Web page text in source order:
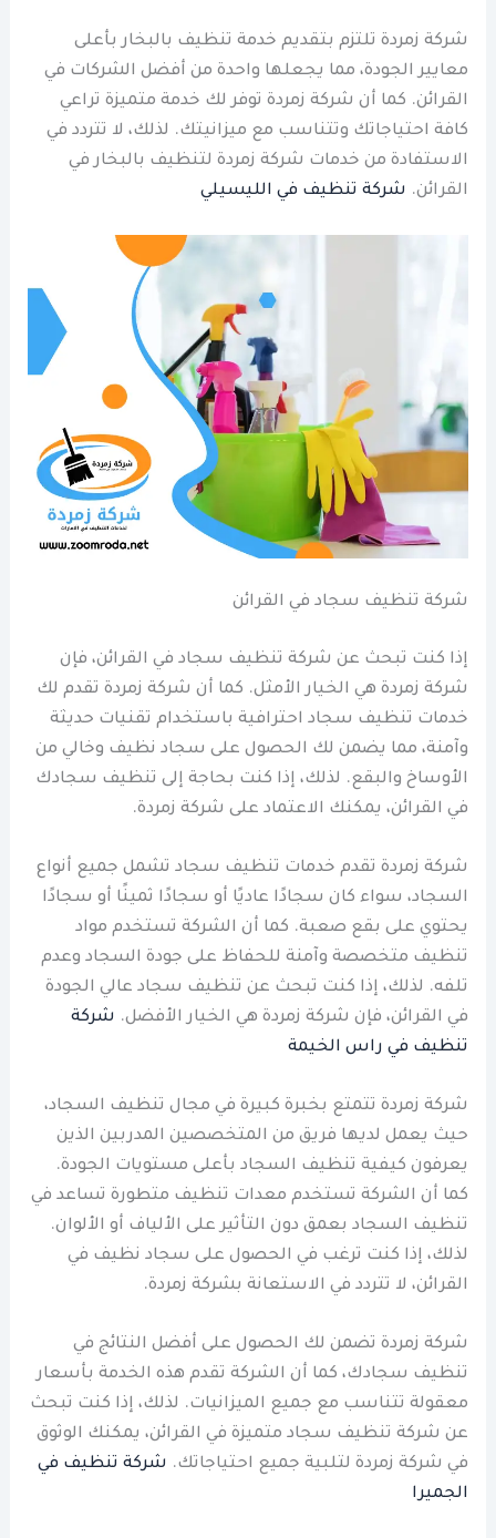
شركة زمردة تلتزم بتقديم خدمة تنظيف بالبخار بأعلى
معايير الجودة، مما يجعلها واحدة من أفضل الشركات في
القرائن. كما أن شركة زمردة توفر لك خدمة متميزة تراعي
كافة احتياجاتك وتتناسب مع ميزانيتك. لذلك، لا تتردد في
الاستفادة من خدمات شركة زمردة لتنظيف بالبخار في
القرائن. شركة تنظيف في الليسيلي
شركة تنظيف سجاد في القرائن
إذا كنت تبحث عن شركة تنظيف سجاد في القرائن، فإن
شركة زمردة هي الخيار الأمثل. كما أن شركة زمردة تقدم لك
خدمات تنظيف سجاد احترافية باستخدام تقنيات حديثة
وآمنة، مما يضمن لك الحصول على سجاد نظيف وخالي من
الأوساخ والبقع. لذلك، إذا كنت بحاجة إلى تنظيف سجادك
في القرائن، يمكنك الاعتماد على شركة زمردة.
شركة زمردة تقدم خدمات تنظيف سجاد تشمل جميع أنواع
السجاد، سواء كان سجادًا عاديًا أو سجادًا ثمينًا أو سجادًا
يحتوي على بقع صعبة. كما أن الشركة تستخدم مواد
تنظيف متخصصة وآمنة للحفاظ على جودة السجاد وعدم
تلفه. لذلك، إذا كنت تبحث عن تنظيف سجاد عالي الجودة
في القرائن، فإن شركة زمردة هي الخيار الأفضل. شركة
تنظيف في راس الخيمة
شركة زمردة تتمتع بخبرة كبيرة في مجال تنظيف السجاد،
حيث يعمل لديها فريق من المتخصصين المدربين الذين
يعرفون كيفية تنظيف السجاد بأعلى مستويات الجودة.
كما أن الشركة تستخدم معدات تنظيف متطورة تساعد في
تنظيف السجاد بعمق دون التأثير على الألياف أو الألوان.
لذلك، إذا كنت ترغب في الحصول على سجاد نظيف في
القرائن، لا تتردد في الاستعانة بشركة زمردة.
شركة زمردة تضمن لك الحصول على أفضل النتائج في
تنظيف سجادك، كما أن الشركة تقدم هذه الخدمة بأسعار
معقولة تتناسب مع جميع الميزانيات. لذلك، إذا كنت تبحث
عن شركة تنظيف سجاد متميزة في القرائن، يمكنك الوثوق
في شركة زمردة لتلبية جميع احتياجاتك. شركة تنظيف في
الجميرا